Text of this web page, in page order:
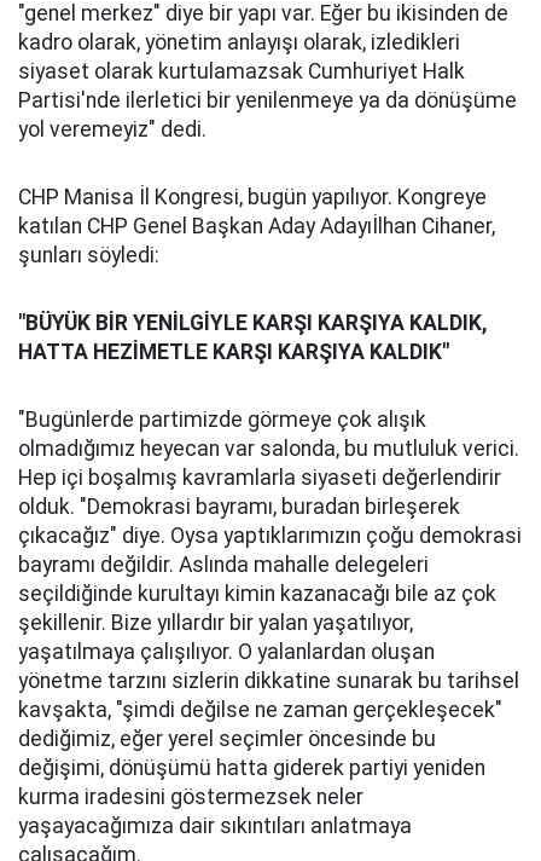
"genel merkez" diye bir yapı var. Eğer bu ikisinden de
kadro olarak, yönetim anlayışı olarak, izledikleri
siyaset olarak kurtulamazsak Cumhuriyet Halk
Partisi'nde ilerletici bir yenilenmeye ya da dönüşüme
yol veremeyiz" dedi.
CHP Manisa İl Kongresi, bugün yapılıyor. Kongreye
katılan CHP Genel Başkan Aday Adayıİlhan Cihaner,
şunları söyledi:
"BÜYÜK BİR YENİLGİYLE KARŞI KARŞIYA KALDIK,
HATTA HEZİMETLE KARŞI KARŞIYA KALDIK"
"Bugünlerde partimizde görmeye çok alışık
olmadığımız heyecan var salonda, bu mutluluk verici.
Hep içi boşalmış kavramlarla siyaseti değerlendirir
olduk. "Demokrasi bayramı, buradan birleşerek
çıkacağız" diye. Oysa yaptıklarımızın çoğu demokrasi
bayramı değildir. Aslında mahalle delegeleri
seçildiğinde kurultayı kimin kazanacağı bile az çok
şekillenir. Bize yıllardır bir yalan yaşatılıyor,
yaşatılmaya çalışılıyor. O yalanlardan oluşan
yönetme tarzını sizlerin dikkatine sunarak bu tarihsel
kavşakta, "şimdi değilse ne zaman gerçekleşecek"
dediğimiz, eğer yerel seçimler öncesinde bu
değişimi, dönüşümü hatta giderek partiyi yeniden
kurma iradesini göstermezsek neler
yaşayacağımıza dair sıkıntıları anlatmaya
çalışacağım.